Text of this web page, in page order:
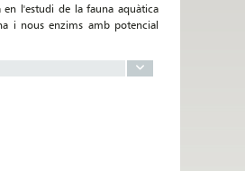
en l'estudi de la fauna aquàtica
i nous enzims amb potencial